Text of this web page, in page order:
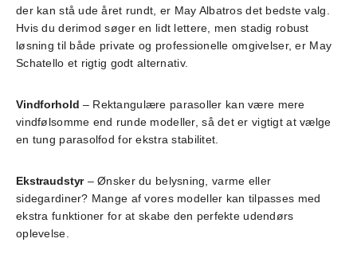
der kan stå ude året rundt, er May Albatros det bedste valg.
Hvis du derimod søger en lidt lettere, men stadig robust
løsning til både private og professionelle omgivelser, er May
Schatello et rigtig godt alternativ.
Vindforhold – Rektangulære parasoller kan være mere
vindfølsomme end runde modeller, så det er vigtigt at vælge
en tung parasolfod for ekstra stabilitet.
Ekstraudstyr– Ønsker du belysning, varme eller
sidegardiner? Mange af vores modeller kan tilpasses med
ekstra funktioner for at skabe den perfekte udendørs
oplevelse.